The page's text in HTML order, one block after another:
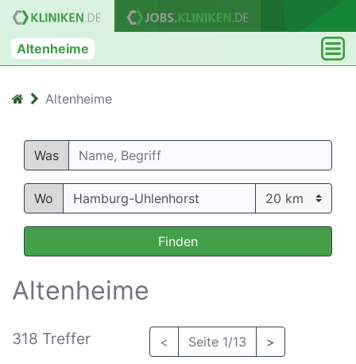
Altenheime
Altenheime
Was
Wo
Finden
Altenheime
318 Treffer < Seite 1/13 >